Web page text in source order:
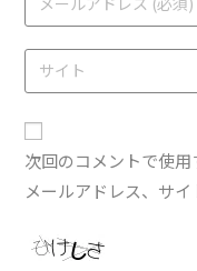
次回のコメントで使用
メールアドレス、サイ